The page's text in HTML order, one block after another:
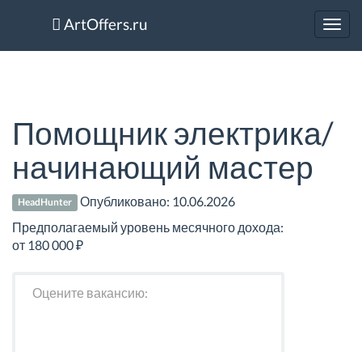
ArtOffers.ru
Помощник электрика/
начинающий мастер
HeadHunter Опубликовано: 10.06.2026
Предполагаемый уровень месячного дохода:
от 180 000 ₽
Оцените вакансию: